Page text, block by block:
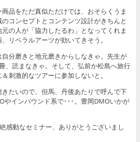
品をただ真似ただけでは、おそらくうま
コンセプトとコンテンツ設計がきちんと
の人が「協力したるわ」となってくれま
リベラルアーツが効いてきそう。
分磨きと地元磨きからしなきゃ。先生が
、読まなきゃ。そして、弘前か松島へ旅行
刺激的なツアーに参加しないと。
たいので、但馬、丹後あたりで呼んで下
やインバウンド系で･･･。豊岡DMOいかが
感動なセミナー、ありがとうございまし